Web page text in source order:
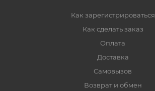
Как зарегистрироваться
Как сделать заказ
Оплата
Доставка
Самовызов
Возврат и обмен